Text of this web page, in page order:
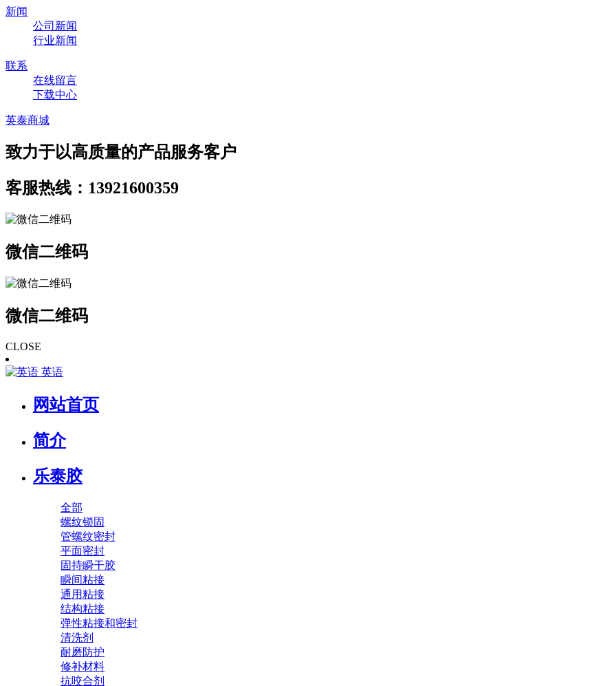
新闻
公司新闻
行业新闻
联系
在线留言
下载中心
英泰商城
致力于以高质量的产品服务客户
客服热线：13921600359
微信二维码
微信二维码
CLOSE
英语
网站首页
简介
乐泰胶
全部
螺纹锁固
管螺纹密封
平面密封
固持瞬干胶
瞬间粘接
通用粘接
结构粘接
弹性粘接和密封
清洗剂
耐磨防护
修补材料
抗咬合剂